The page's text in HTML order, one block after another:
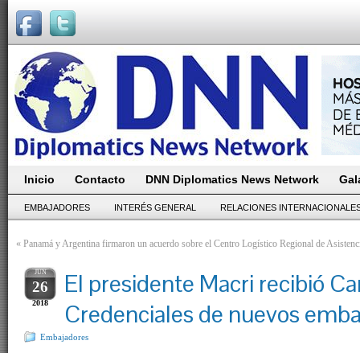
Inicio Contacto DNN Diplomatics News Network
EMBAJADORES INTERÉS GENERAL RELACIONES
« Panamá y Argentina firmaron un acuerdo sobre el Centro Logístico Regional de
JUN
26
2018
El presidente Macri recibió
Credenciales de nuevos
Embajadores